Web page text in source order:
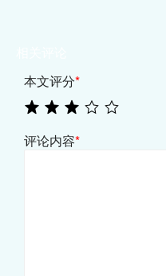
本文评分*
评论内容*